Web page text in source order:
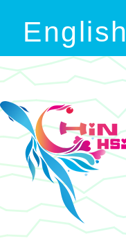
English